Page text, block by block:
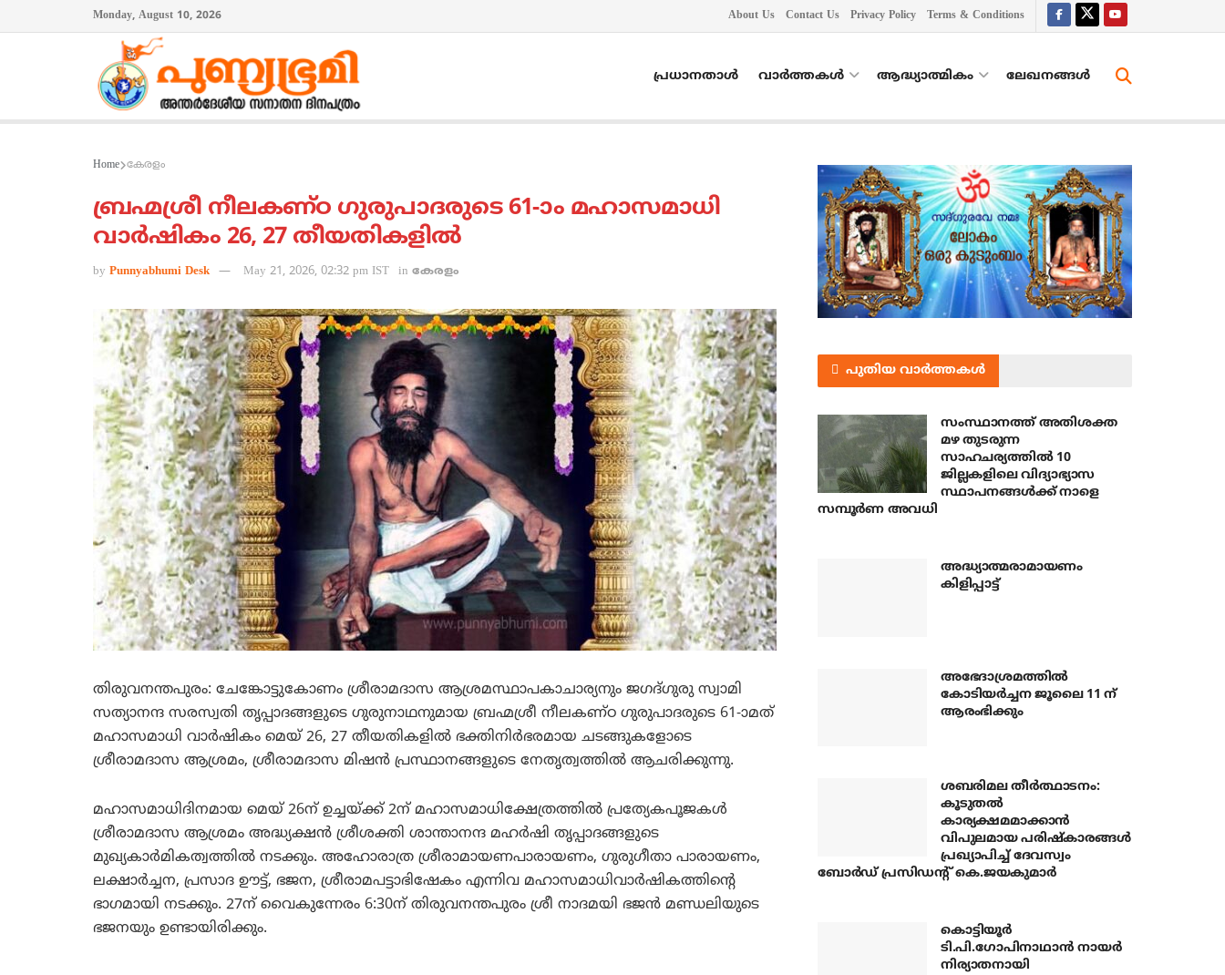
Monday, August 10, 2026 About Us Contact Us Privacy Policy Terms & Conditions
പ്രധാനതാൾ വാർത്തകൾ ആദ്ധ്യാത്മികം ലേഖനങ്ങള്‍
Home കേരളം
ബ്രഹ്മശ്രീ നീലകണ്ഠ ഗുരുപാദരുടെ 61-ാം മഹാസമാധി
വാര്‍ഷികം 26, 27 തീയതികളില്‍
by Punnyabhumi Desk May 21, 2026, 02:32 pm IST in കേരളം
തിരുവനന്തപുരം: ചേങ്കോട്ടുകോണം ശ്രീരാമദാസ ആശ്രമസ്ഥാപകാചാര്യനും ജഗദ്ഗുരു സ്വാമി
സത്യാനന്ദ സരസ്വതി തൃപ്പാദങ്ങളുടെ ഗുരുനാഥനുമായ ബ്രഹ്മശ്രീ നീലകണ്ഠ ഗുരുപാദരുടെ 61-ാമത്
മഹാസമാധി വാര്‍ഷികം മെയ് 26, 27 തീയതികളില്‍ ഭക്തിനിര്‍ഭരമായ ചടങ്ങുകളോടെ
ശ്രീരാമദാസ ആശ്രമം, ശ്രീരാമദാസ മിഷന്‍ പ്രസ്ഥാനങ്ങളുടെ നേതൃത്വത്തില്‍ ആചരിക്കുന്നു.
മഹാസമാധിദിനമായ മെയ് 26ന് ഉച്ചയ്ക്ക് 2ന് മഹാസമാധിക്ഷേത്രത്തില്‍ പ്രത്യേകപൂജകള്‍
ശ്രീരാമദാസ ആശ്രമം അദ്ധ്യക്ഷന്‍ ശ്രീശക്തി ശാന്താനന്ദ മഹര്‍ഷി തൃപ്പാദങ്ങളുടെ
മുഖ്യകാര്‍മികത്വത്തില്‍ നടക്കും. അഹോരാത്ര ശ്രീരാമായണപാരായണം, ഗുരുഗീതാ പാരായണം,
ലക്ഷാര്‍ച്ചന, പ്രസാദ ഊട്ട്, ഭജന, ശ്രീരാമപട്ടാഭിഷേകം എന്നിവ മഹാസമാധിവാര്‍ഷികത്തിന്റെ
ഭാഗമായി നടക്കും. 27ന് വൈകുന്നേരം 6:30ന് തിരുവനന്തപുരം ശ്രീ നാദമയി ഭജന്‍ മണ്ഡലിയുടെ
ഭജനയും ഉണ്ടായിരിക്കും.
പുതിയ വാർത്തകൾ
സംസ്ഥാനത്ത് അതിശക്ത
മഴ തുടരുന്ന
സാഹചര്യത്തിൽ 10
ജില്ലകളിലെ വിദ്യാഭ്യാസ
സ്ഥാപനങ്ങൾക്ക് നാളെ
സമ്പൂർണ അവധി
അദ്ധ്യാത്മരാമായണം
കിളിപ്പാട്ട്
അഭേദാശ്രമത്തില്‍
കോടിയര്‍ച്ചന ജൂലൈ 11 ന്
ആരംഭിക്കും
ശബരിമല തീര്‍ത്ഥാടനം:
കൂടുതല്‍
കാര്യക്ഷമമാക്കാന്‍
വിപുലമായ പരിഷ്‌കാരങ്ങള്‍
പ്രഖ്യാപിച്ച് ദേവസ്വം
ബോര്‍ഡ് പ്രസിഡന്റ് കെ.ജയകുമാര്‍
കൊട്ടിയൂര്‍
ടി.പി.ഗോപിനാഥാന്‍ നായര്‍
നിര്യാതനായി